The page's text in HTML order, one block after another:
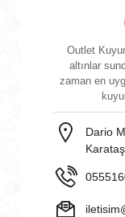
Outlet
altınlar
zaman en
Dario